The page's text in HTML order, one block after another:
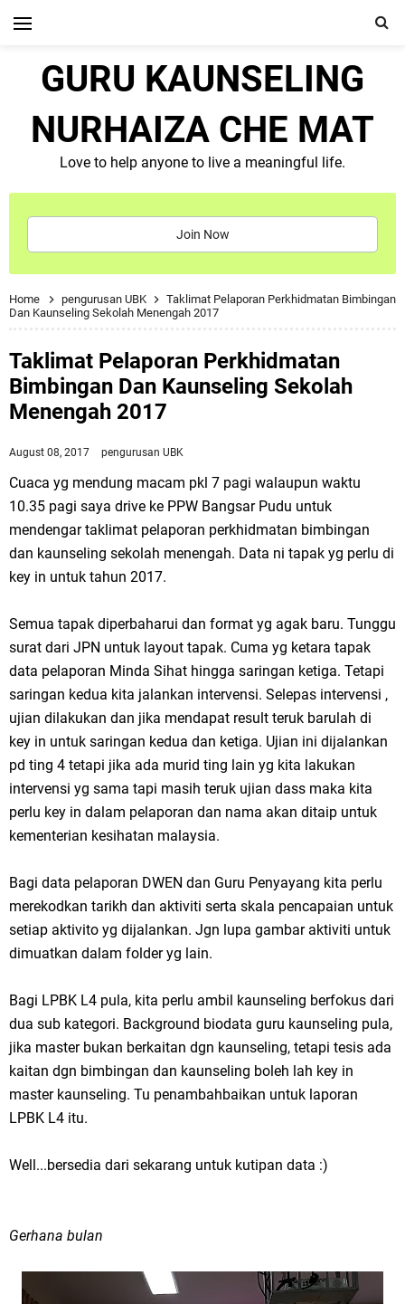
GURU KAUNSELING
NURHAIZA CHE MAT
Love to help anyone to live a meaningful life.
Join Now
Home pengurusan UBK
Taklimat Pelaporan Perkhidmatan Bimbingan
Dan Kaunseling Sekolah Menengah 2017
Taklimat Pelaporan Perkhidmatan
Bimbingan Dan Kaunseling Sekolah
Menengah 2017
August 08, 2017 pengurusan UBK
Cuaca yg mendung macam pkl 7 pagi walaupun waktu
10.35 pagi saya drive ke PPW Bangsar Pudu untuk
mendengar taklimat pelaporan perkhidmatan bimbingan
dan kaunseling sekolah menengah. Data ni tapak yg perlu di
key in untuk tahun 2017.
Semua tapak diperbaharui dan format yg agak baru. Tunggu
surat dari JPN untuk layout tapak. Cuma yg ketara tapak
data pelaporan Minda Sihat hingga saringan ketiga. Tetapi
saringan kedua kita jalankan intervensi. Selepas intervensi ,
ujian dilakukan dan jika mendapat result teruk barulah di
key in untuk saringan kedua dan ketiga. Ujian ini dijalankan
pd ting 4 tetapi jika ada murid ting lain yg kita lakukan
intervensi yg sama tapi masih teruk ujian dass maka kita
perlu key in dalam pelaporan dan nama akan ditaip untuk
kementerian kesihatan malaysia.
Bagi data pelaporan DWEN dan Guru Penyayang kita perlu
merekodkan tarikh dan aktiviti serta skala pencapaian untuk
setiap aktivito yg dijalankan. Jgn lupa gambar aktiviti untuk
dimuatkan dalam folder yg lain.
Bagi LPBK L4 pula, kita perlu ambil kaunseling berfokus dari
dua sub kategori. Background biodata guru kaunseling pula,
jika master bukan berkaitan dgn kaunseling, tetapi tesis ada
kaitan dgn bimbingan dan kaunseling boleh lah key in
master kaunseling. Tu penambahbaikan untuk laporan
LPBK L4 itu.
Well...bersedia dari sekarang untuk kutipan data :)
Gerhana bulan